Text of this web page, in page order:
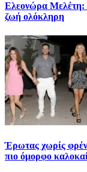
Ελεονώρα Μελέτη:
ζωή ολόκληρη
Έρωτας χωρίς
πιο όμορφο